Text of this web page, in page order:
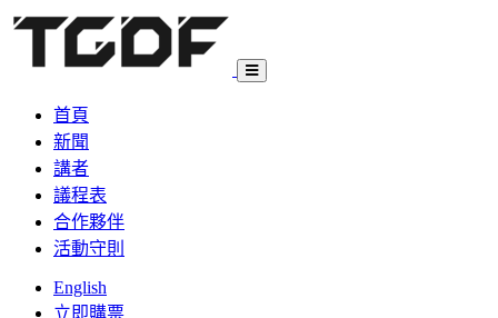
首頁
新聞
講者
議程表
合作夥伴
活動守則
English
立即購票